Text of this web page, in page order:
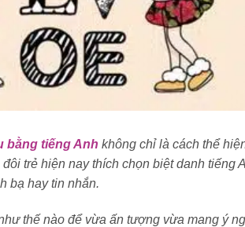
bằng tiếng Anh không chỉ là cách thể
trẻ hiện nay thích chọn biệt danh tiếng
bạ hay tin nhắn.
thế nào để vừa ấn tượng vừa mang ý